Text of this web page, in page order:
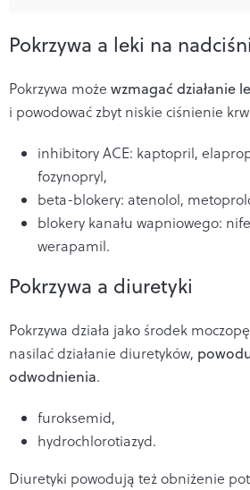
Pokrzywa a leki na
Pokrzywa może wzmagać działanie
i powodować zbyt niskie ciśnienie
inhibitory ACE: kaptopril,
fozynopryl,
beta-blokery: atenolol,
blokery kanału wapniowego:
werapamil.
Pokrzywa a diuretyki
Pokrzywa działa jako środek
nasilać działanie diuretyków,
odwodnienia.
furoksemid,
hydrochlorotiazyd.
Diuretyki powodują też obniżenie